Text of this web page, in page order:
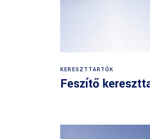
KERESZTTARTÓK
Feszítő